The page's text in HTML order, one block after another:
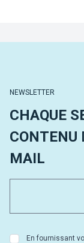
NEWSLETTER
CHAQUE
CONTENU
MAIL
En fournissant